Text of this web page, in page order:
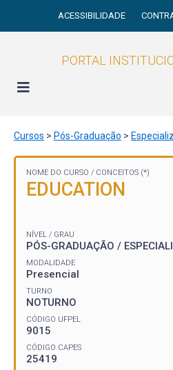
ACESSIBILIDADE
PORTAL
Cursos > Pós-Graduação >
NOME DO CURSO / CONCEITOS (*)
EDUCATION
NÍVEL / GRAU
PÓS-GRADUAÇÃO /
MODALIDADE
Presencial
TURNO
NOTURNO
CÓDIGO UFPEL
9015
CÓDIGO CAPES
25419